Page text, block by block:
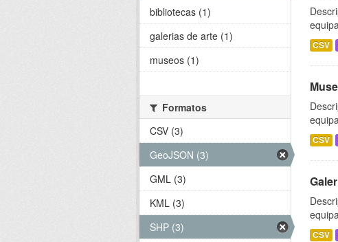
CSV
CSV
CSV
bibliotecas (1)
galerias de arte (1)
museos (1)
Formatos
CSV (3)
GeoJSON (3)
GML (3)
KML (3)
SHP (3)